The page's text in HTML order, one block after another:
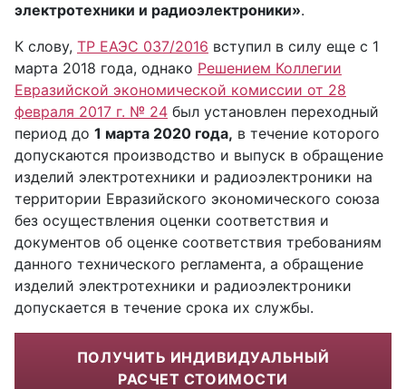
электротехники и радиоэлектроники».
К слову, ТР ЕАЭС 037/2016 вступил в силу еще с 1
марта 2018 года, однако Решением Коллегии
Евразийской экономической комиссии от 28
февраля 2017 г. № 24 был установлен переходный
период до 1 марта 2020 года, в течение которого
допускаются производство и выпуск в обращение
изделий электротехники и радиоэлектроники на
территории Евразийского экономического союза
без осуществления оценки соответствия и
документов об оценке соответствия требованиям
данного технического регламента, а обращение
изделий электротехники и радиоэлектроники
допускается в течение срока их службы.
ПОЛУЧИТЬ ИНДИВИДУАЛЬНЫЙ
РАСЧЕТ СТОИМОСТИ